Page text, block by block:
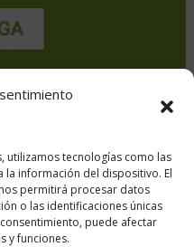
utilizamos tecnologías como las
la información del dispositivo. El
permitirá procesar datos
o las identificaciones únicas
puede afectar
y funciones.